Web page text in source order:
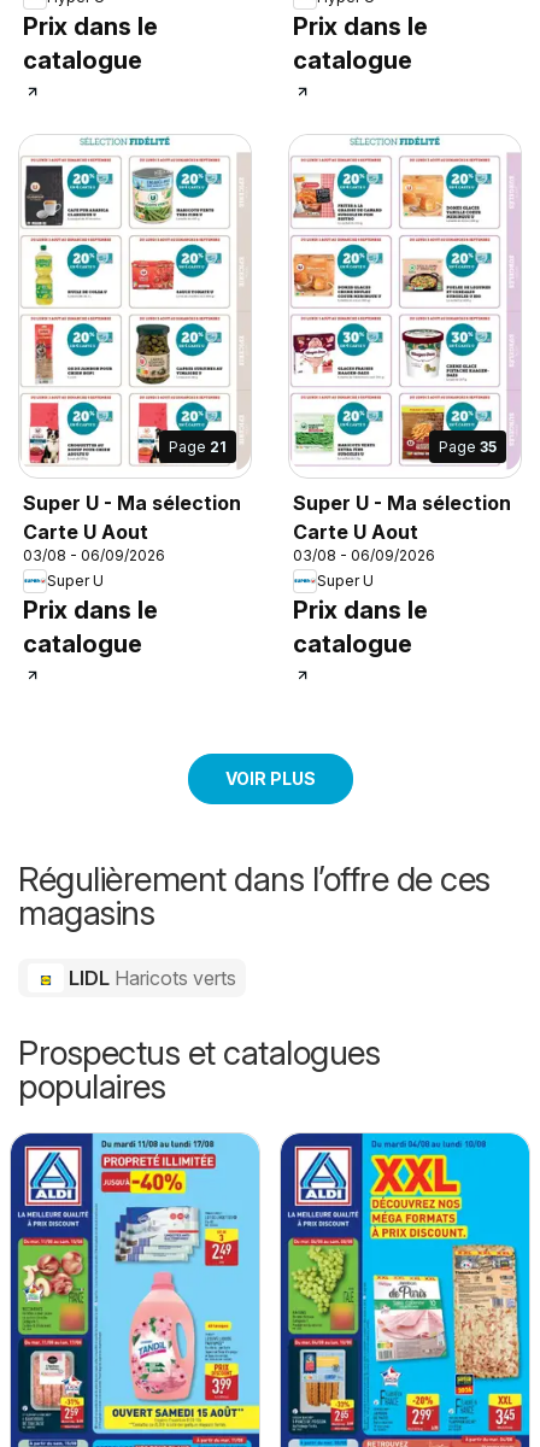
Prix dans le
catalogue
Prix dans le
catalogue
Page 21
Super U - Ma sélection
Carte U Aout
03/08 - 06/09/2026
Super U
Prix dans le
catalogue
Page 35
Super U - Ma sélection
Carte U Aout
03/08 - 06/09/2026
Super U
Prix dans le
catalogue
VOIR PLUS
Régulièrement dans l’offre de ces
magasins
LIDL Haricots verts
Prospectus et catalogues
populaires